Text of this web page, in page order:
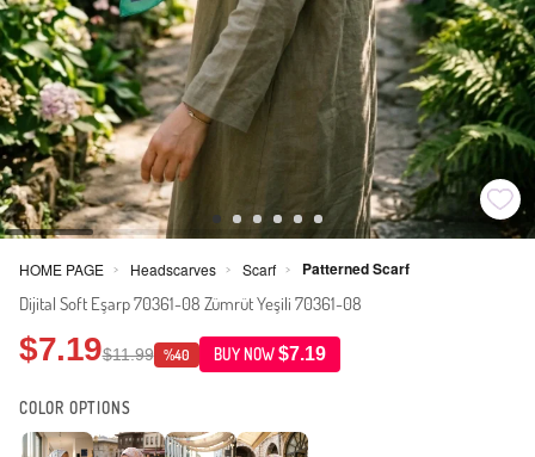
HOME PAGE > Headscarves > Scarf > Patterned Scarf
Dijital Soft Eşarp 70361-08 Zümrüt Yeşili 70361-08
$7.19$11.99 %40 BUY NOW$7.19
COLOR OPTIONS